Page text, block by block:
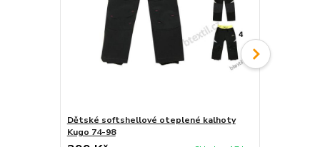
Dětské softshellové oteplené kalhoty
Kugo 74-98